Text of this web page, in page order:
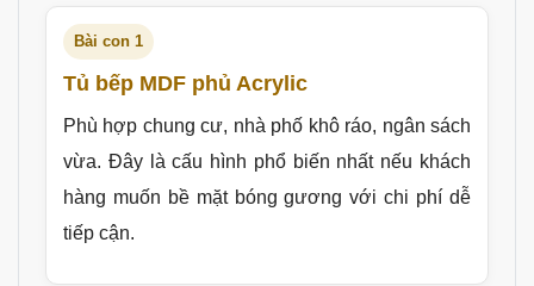
Bài con 1
Tủ bếp MDF phủ Acrylic
Phù hợp chung cư, nhà phố khô ráo, ngân sách
vừa. Đây là cấu hình phổ biến nhất nếu khách
hàng muốn bề mặt bóng gương với chi phí dễ
tiếp cận.